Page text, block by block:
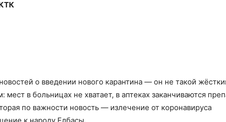
о введении нового карантина — он не такой
в больницах не хватает, в аптеках заканчиваются
по важности новость — излечение от коронавируса